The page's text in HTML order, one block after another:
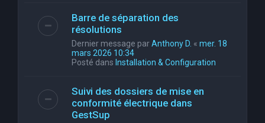
Barre de séparation des
résolutions
Dernier message parAnthony D. « mer. 18
mars 2026 10:34
Posté dans Installation & Configuration
Suivi des dossiers de mise en
conformité électrique dans
GestSup